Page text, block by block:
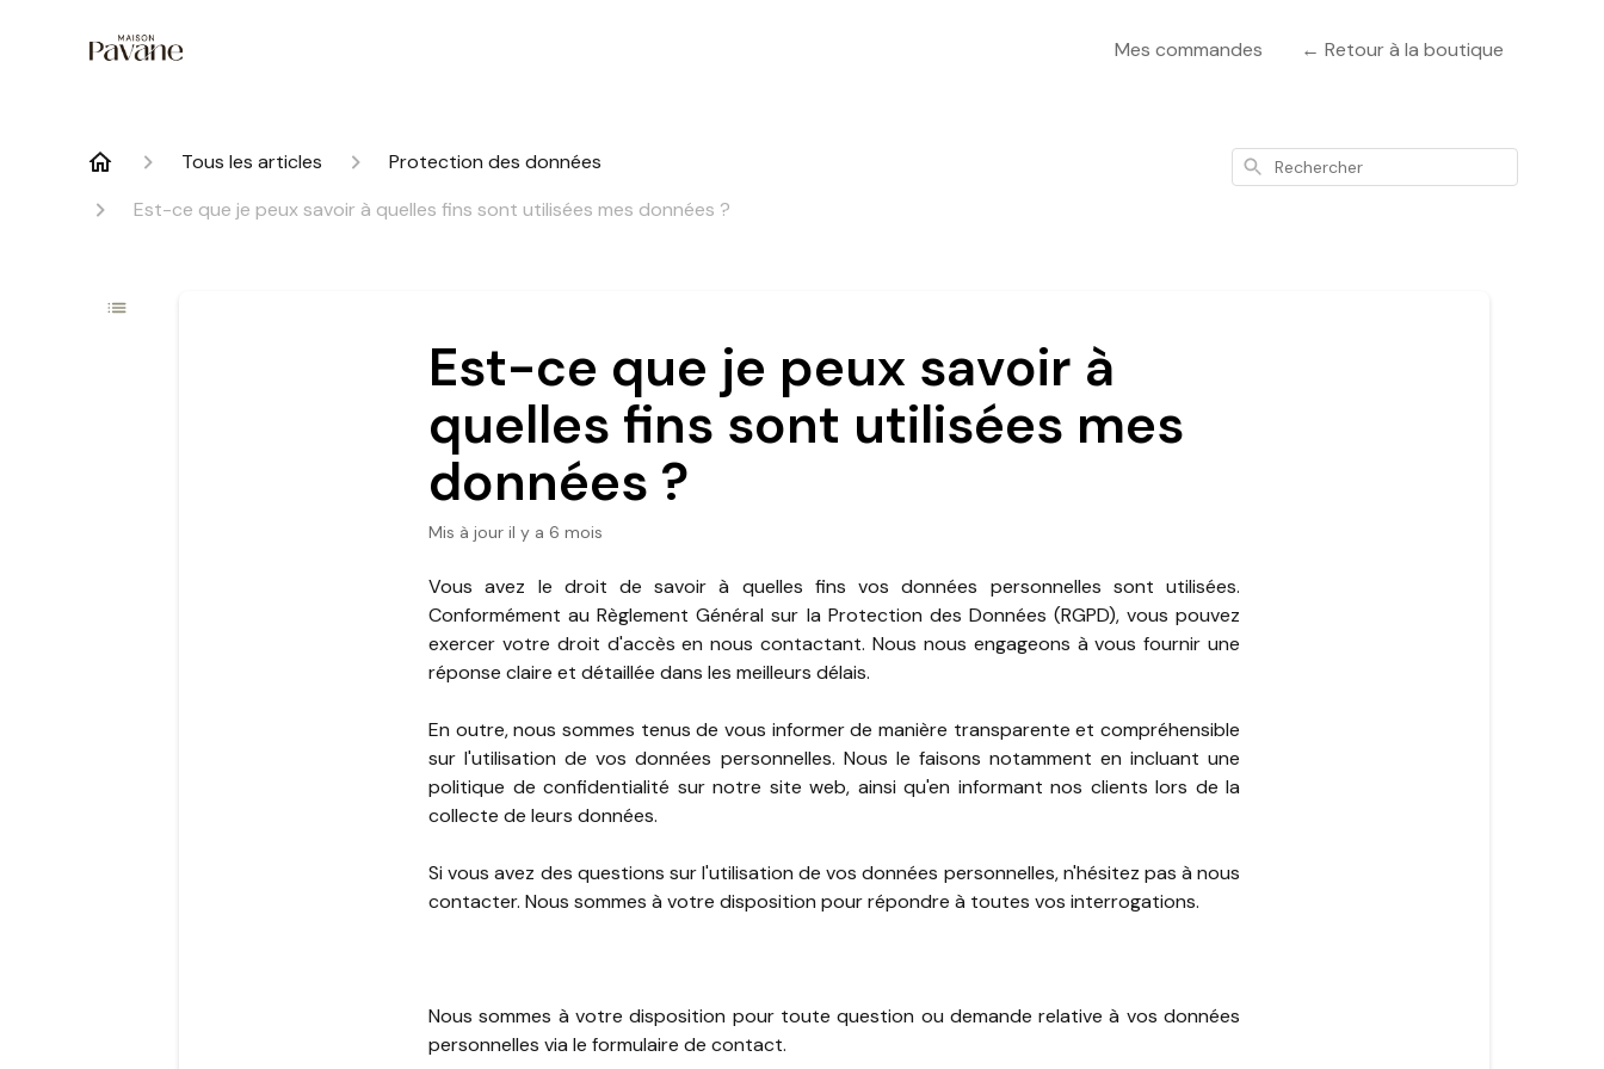
Mes commandes ← Retour à la boutique
Tous les articles
Protection des données
Est-ce que je peux savoir à quelles fins sont utilisées mes données ?
Rechercher
Est-ce que je peux savoir à
quelles fins sont utilisées mes
données ?
Mis à jour il y a 6 mois
Vous avez le droit de savoir à quelles fins vos données personnelles sont utilisées.
Conformément au Règlement Général sur la Protection des Données (RGPD), vous pouvez
exercer votre droit d'accès en nous contactant. Nous nous engageons à vous fournir une
réponse claire et détaillée dans les meilleurs délais.
En outre, nous sommes tenus de vous informer de manière transparente et compréhensible
sur l'utilisation de vos données personnelles. Nous le faisons notamment en incluant une
politique de confidentialité sur notre site web, ainsi qu'en informant nos clients lors de la
collecte de leurs données.
Si vous avez des questions sur l'utilisation de vos données personnelles, n'hésitez pas à nous
contacter. Nous sommes à votre disposition pour répondre à toutes vos interrogations.
Nous sommes à votre disposition pour toute question ou demande relative à vos données
personnelles via le formulaire de contact.